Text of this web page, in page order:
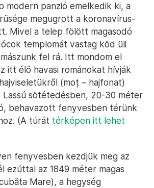
modern panzió emelkedik ki, a
megugrott a koronavírus-
Mivel a telep fölött magasodó
templomát vastag köd üli
fel rá. Itt mondom el
itt élő havasi románokat hívják
(moț – hajfonat)
sötétedésben, 20-30 méter
behavazott fenyvesben térünk
(A túrát térképen itt lehet
fenyvesben kezdjük meg az
ezúttal az 1849 méter magas
Mare), a hegység